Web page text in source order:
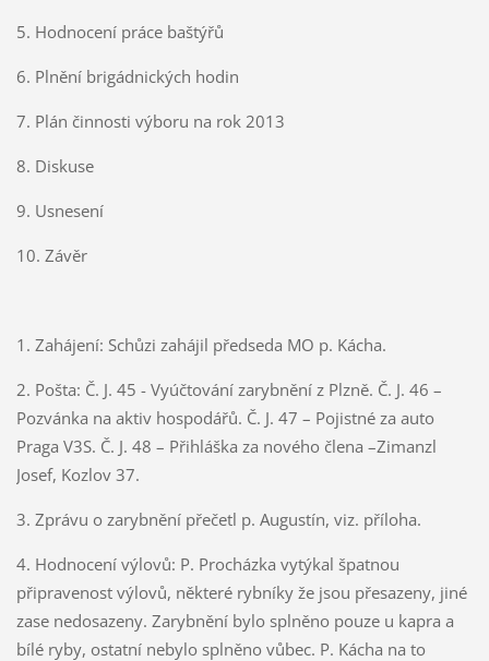
5. Hodnocení práce baštýřů
6. Plnění brigádnických hodin
7. Plán činnosti výboru na rok 2013
8. Diskuse
9. Usnesení
10. Závěr
1. Zahájení: Schůzi zahájil předseda MO p. Kácha.
2. Pošta: Č. J. 45 - Vyúčtování zarybnění z Plzně. Č. J. 46 –
Pozvánka na aktiv hospodářů. Č. J. 47 – Pojistné za auto
Praga V3S. Č. J. 48 – Přihláška za nového člena –Zimanzl
Josef, Kozlov 37.
3. Zprávu o zarybnění přečetl p. Augustín, viz. příloha.
4. Hodnocení výlovů: P. Procházka vytýkal špatnou
připravenost výlovů, některé rybníky že jsou přesazeny, jiné
zase nedosazeny. Zarybnění bylo splněno pouze u kapra a
bílé ryby, ostatní nebylo splněno vůbec. P. Kácha na to